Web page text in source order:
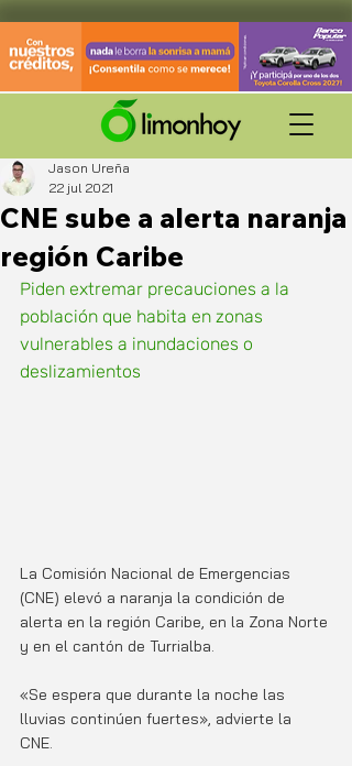
CNE sube a alerta naranja
región Caribe
Jason Ureña
22 jul 2021
Piden extremar precauciones a la
población que habita en zonas
vulnerables a inundaciones o
deslizamientos
La Comisión Nacional de Emergencias
(CNE) elevó a naranja la condición de
alerta en la región Caribe, en la Zona Norte
y en el cantón de Turrialba.
«Se espera que durante la noche las
lluvias continúen fuertes», advierte la
CNE.